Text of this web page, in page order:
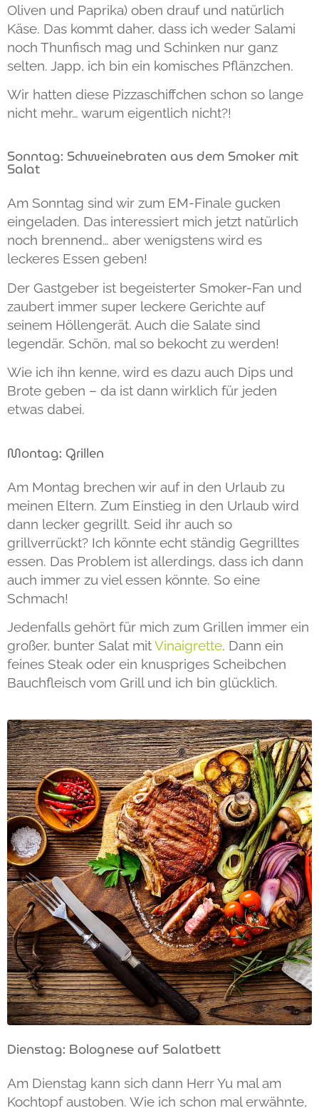
Oliven und Paprika) oben drauf und natürlich
Käse. Das kommt daher, dass ich weder Salami
noch Thunfisch mag und Schinken nur ganz
selten. Japp, ich bin ein komisches Pflänzchen.
Wir hatten diese Pizzaschiffchen schon so lange
nicht mehr… warum eigentlich nicht?!
Sonntag: Schweinebraten aus dem Smoker mit
Salat
Am Sonntag sind wir zum EM-Finale gucken
eingeladen. Das interessiert mich jetzt natürlich
noch brennend… aber wenigstens wird es
leckeres Essen geben!
Der Gastgeber ist begeisterter Smoker-Fan und
zaubert immer super leckere Gerichte auf
seinem Höllengerät. Auch die Salate sind
legendär. Schön, mal so bekocht zu werden!
Wie ich ihn kenne, wird es dazu auch Dips und
Brote geben – da ist dann wirklich für jeden
etwas dabei.
Montag: Grillen
Am Montag brechen wir auf in den Urlaub zu
meinen Eltern. Zum Einstieg in den Urlaub wird
dann lecker gegrillt. Seid ihr auch so
grillverrückt? Ich könnte echt ständig Gegrilltes
essen. Das Problem ist allerdings, dass ich dann
auch immer zu viel essen könnte. So eine
Schmach!
Jedenfalls gehört für mich zum Grillen immer ein
großer, bunter Salat mitVinaigrette. Dann ein
feines Steak oder ein knuspriges Scheibchen
Bauchfleisch vom Grill und ich bin glücklich.
Dienstag: Bolognese auf Salatbett
Am Dienstag kann sich dann Herr Yu mal am
Kochtopf austoben. Wie ich schon mal erwähnte,